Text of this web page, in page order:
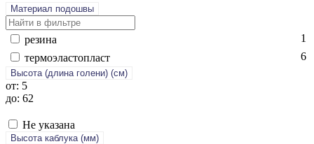
Материал подошвы
ре­зина
1
тер­мо­элас­топласт
6
Высота (длина голени) (cм)
от: 5
до: 62
Не указана
Высота каблука (мм)